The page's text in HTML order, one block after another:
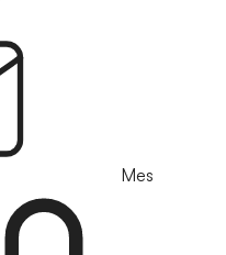
Mes